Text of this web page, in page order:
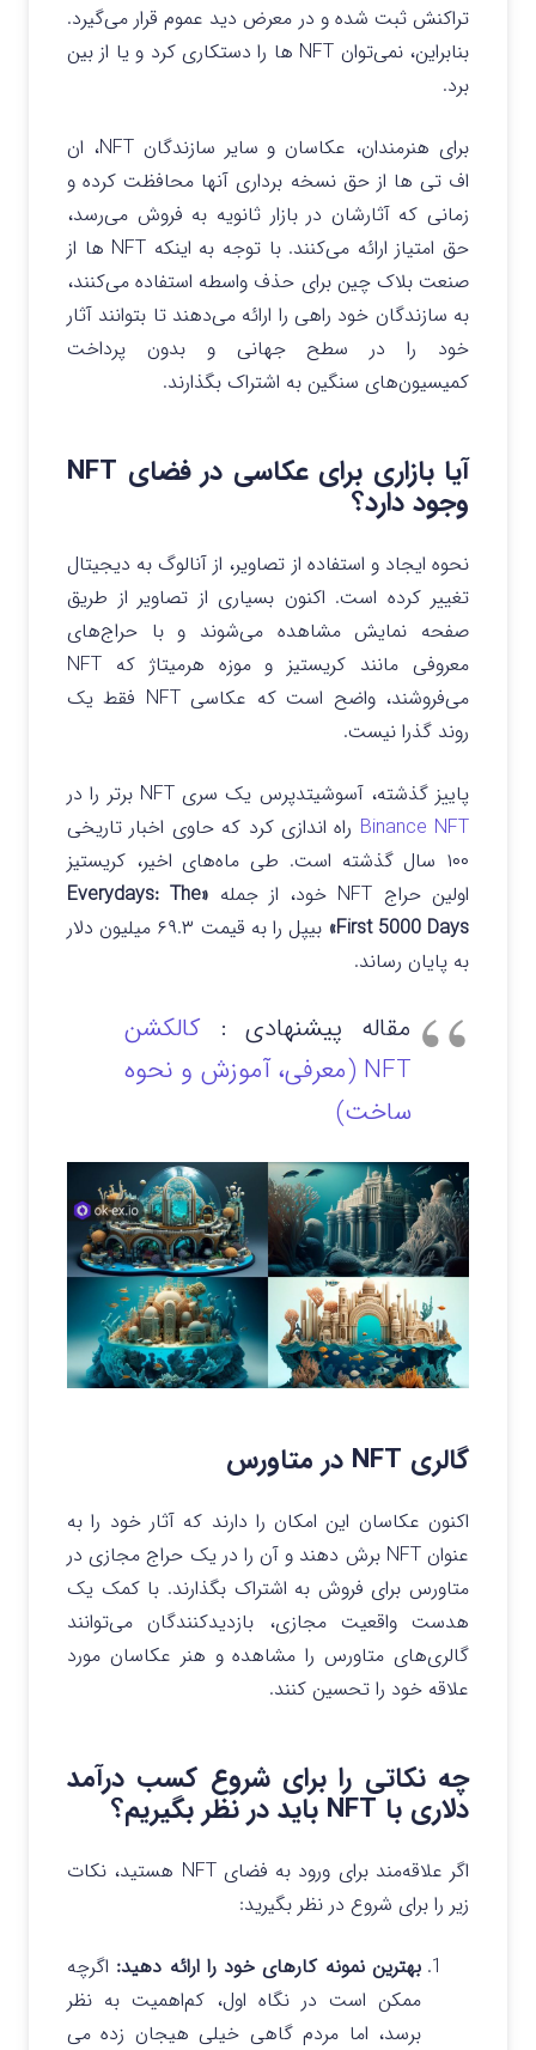
تراکنش ثبت شده و در معرض دید عموم قرار می‌گیرد.
بنابراین، نمی‌توان NFT ها را دستکاری کرد و یا از بین
برد.
برای هنرمندان، عکاسان و سایر سازندگان NFT، ان
اف تی ها از حق نسخه برداری آنها محافظت کرده و
زمانی که آثارشان در بازار ثانویه به فروش می‌رسد،
حق امتیاز ارائه می‌کنند. با توجه به اینکه NFT ها از
صنعت بلاک چین برای حذف واسطه استفاده می‌کنند،
به سازندگان خود راهی را ارائه می‌دهند تا بتوانند آثار
خود را در سطح جهانی و بدون پرداخت
کمیسیون‌های سنگین به اشتراک بگذارند.
آیا بازاری برای عکاسی در فضای NFT
وجود دارد؟
نحوه ایجاد و استفاده از تصاویر، از آنالوگ به دیجیتال
تغییر کرده است. اکنون بسیاری از تصاویر از طریق
صفحه نمایش مشاهده می‌شوند و با حراج‌های
معروفی مانند کریستیز و موزه هرمیتاژ که NFT
می‌فروشند، واضح است که عکاسی NFT فقط یک
روند گذرا نیست.
پاییز گذشته، آسوشیتدپرس یک سری NFT برتر را در
Binance NFT راه اندازی کرد که حاوی اخبار تاریخی
۱۰۰ سال گذشته است. طی ماه‌های اخیر، کریستیز
اولین حراج NFT خود، از جمله
«Everydays: The
First 5000 Days»
بیپل را به قیمت ۶۹.۳ میلیون دلار
به پایان رساند.
مقاله پیشنهادی : کالکشن
NFT (معرفی، آموزش و نحوه
ساخت)
گالری NFT در متاورس
اکنون عکاسان این امکان را دارند که آثار خود را به
عنوان NFT برش دهند و آن را در یک حراج مجازی در
متاورس برای فروش به اشتراک بگذارند. با کمک یک
هدست واقعیت مجازی، بازدیدکنندگان می‌توانند
گالری‌های متاورس را مشاهده و هنر عکاسان مورد
علاقه خود را تحسین کنند.
چه نکاتی را برای شروع کسب درآمد
دلاری با NFT باید در نظر بگیریم؟
اگر علاقه‌مند برای ورود به فضای NFT هستید، نکات
زیر را برای شروع در نظر بگیرید:
بهترین نمونه کارهای خود را ارائه دهید: اگرچه
ممکن است در نگاه اول، کم‌اهمیت به نظر
برسد، اما مردم گاهی خیلی هیجان زده می